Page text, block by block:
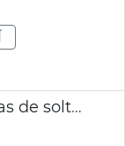
València campaña despedidas de soltero ocio respetuoso